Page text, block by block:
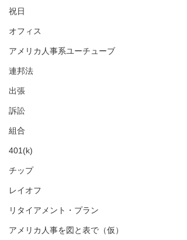
祝日
オフィス
アメリカ人事系ユーチューブ
連邦法
出張
訴訟
組合
401(k)
チップ
レイオフ
リタイアメント・プラン
アメリカ人事を図と表で（仮）